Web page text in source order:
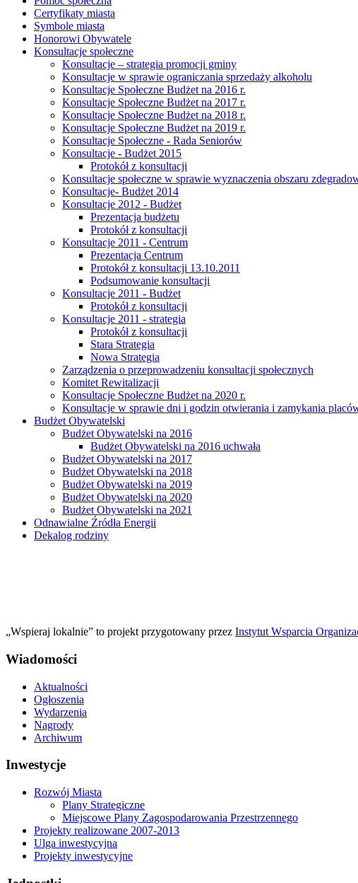
Certyfikaty miasta
Symbole miasta
Honorowi Obywatele
Konsultacje społeczne
Konsultacje – strategia promocji gminy
Konsultacje w sprawie ograniczania sprzedaży alkoholu
Konsultacje Społeczne Budżet na 2016 r.
Konsultacje Społeczne Budżet na 2017 r.
Konsultacje Społeczne Budżet na 2018 r.
Konsultacje Społeczne Budżet na 2019 r.
Konsultacje Społeczne - Rada Seniorów
Konsultacje - Budżet 2015
Protokół z konsultacji
Konsultacje społeczne w sprawie wyznaczenia obszaru
Konsultacje- Budżet 2014
Konsultacje 2012 - Budżet
Prezentacja budżetu
Protokół z konsultacji
Konsultacje 2011 - Centrum
Prezentacja Centrum
Protokół z konsultacji 13.10.2011
Podsumowanie konsultacji
Konsultacje 2011 - Budżet
Protokół z konsultacji
Konsultacje 2011 - strategia
Protokół z konsultacji
Stara Strategia
Nowa Strategia
Zarządzenia o przeprowadzeniu konsultacji społecznych
Komitet Rewitalizacji
Konsultacje Społeczne Budżet na 2020 r.
Konsultacje w sprawie dni i godzin otwierania i zamykania
Budżet Obywatelski
Budżet Obywatelski na 2016
Budżet Obywatelski na 2016 uchwała
Budżet Obywatelski na 2017
Budżet Obywatelski na 2018
Budżet Obywatelski na 2019
Budżet Obywatelski na 2020
Budżet Obywatelski na 2021
Odnawialne Źródła Energii
Dekalog rodziny
„Wspieraj lokalnie” to projekt przygotowany przez Instytut Wsparcia
Wiadomości
Aktualności
Ogłoszenia
Wydarzenia
Nagrody
Archiwum
Inwestycje
Rozwój Miasta
Plany Strategiczne
Miejscowe Plany Zagospodarowania Przestrzennego
Projekty realizowane 2007-2013
Ulga inwestycyjna
Projekty inwestycyjne